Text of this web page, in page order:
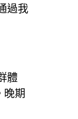
過我
體
晚期